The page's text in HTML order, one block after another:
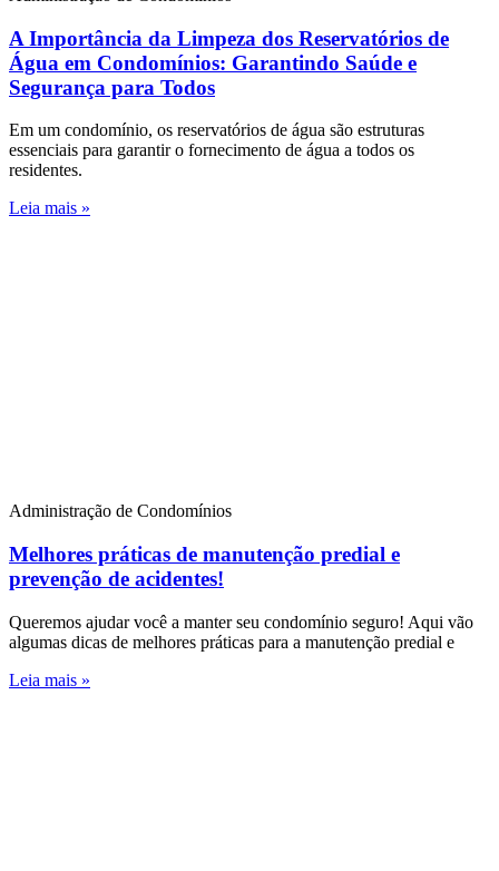
A Importância da Limpeza dos Reservatórios de
Água em Condomínios: Garantindo Saúde e
Segurança para Todos
Em um condomínio, os reservatórios de água são estruturas
essenciais para garantir o fornecimento de água a todos os
residentes.
Leia mais »
Administração de Condomínios
Melhores práticas de manutenção predial e
prevenção de acidentes!
Queremos ajudar você a manter seu condomínio seguro! Aqui vão
algumas dicas de melhores práticas para a manutenção predial e
Leia mais »